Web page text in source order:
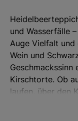
und Wasserfälle
Auge Vielfalt und
Wein und
Geschmackssinn
Kirschtorte. Ob
laufen, über den
die blaue Weite